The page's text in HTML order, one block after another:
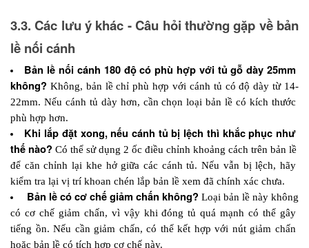
3.3. Các lưu ý khác - Câu hỏi thường gặp về bản
lề nối cánh
Bản lề nối cánh 180 độ có phù hợp với tủ gỗ dày 25mm
không? Không, bản lề chỉ phù hợp với cánh tủ có độ dày từ 14-
22mm. Nếu cánh tủ dày hơn, cần chọn loại bản lề có kích thước
phù hợp hơn.
Khi lắp đặt xong, nếu cánh tủ bị lệch thì khắc phục như
thế nào? Có thể sử dụng 2 ốc điều chỉnh khoảng cách trên bản lề
để căn chỉnh lại khe hở giữa các cánh tủ. Nếu vẫn bị lệch, hãy
kiểm tra lại vị trí khoan chén lắp bản lề xem đã chính xác chưa.
Bản lề có cơ chế giảm chấn không? Loại bản lề này không
có cơ chế giảm chấn, vì vậy khi đóng tủ quá mạnh có thể gây
tiếng ồn. Nếu cần giảm chấn, có thể kết hợp với nút giảm chấn
hoặc bản lề có tích hợp cơ chế này.